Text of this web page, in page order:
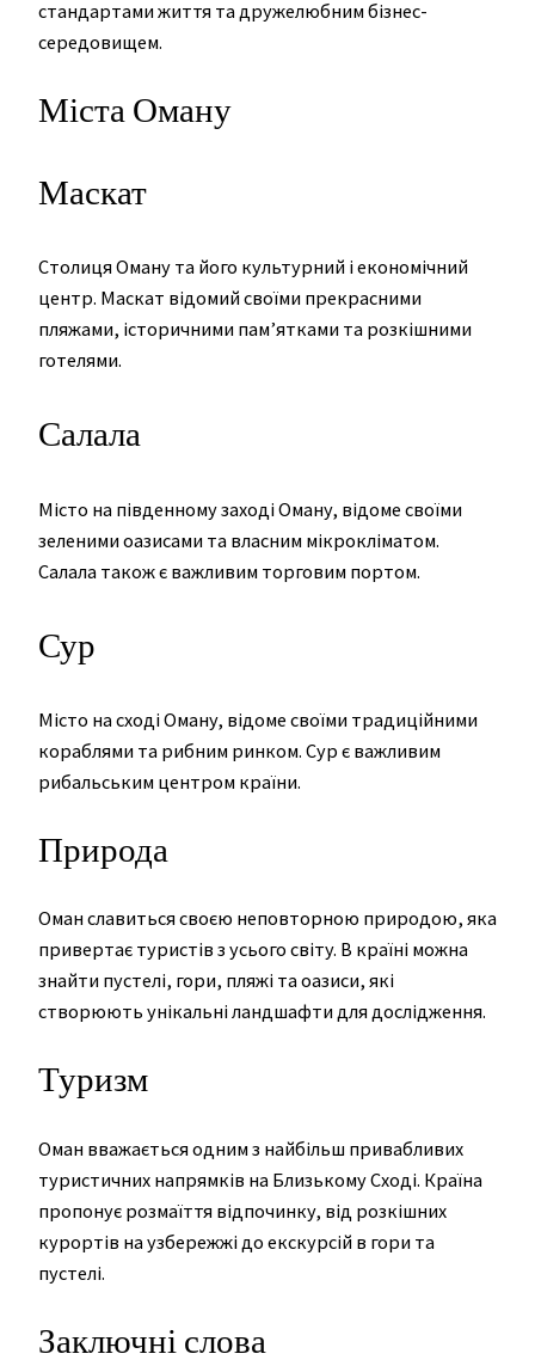
стандартами життя та дружелюбним бізнес-
середовищем.
Міста Оману
Маскат
Столиця Оману та його культурний і економічний
центр. Маскат відомий своїми прекрасними
пляжами, історичними пам’ятками та розкішними
готелями.
Салала
Місто на південному заході Оману, відоме своїми
зеленими оазисами та власним мікрокліматом.
Салала також є важливим торговим портом.
Сур
Місто на сході Оману, відоме своїми традиційними
кораблями та рибним ринком. Сур є важливим
рибальським центром країни.
Природа
Оман славиться своєю неповторною природою, яка
привертає туристів з усього світу. В країні можна
знайти пустелі, гори, пляжі та оазиси, які
створюють унікальні ландшафти для дослідження.
Туризм
Оман вважається одним з найбільш привабливих
туристичних напрямків на Близькому Сході. Країна
пропонує розмаїття відпочинку, від розкішних
курортів на узбережжі до екскурсій в гори та
пустелі.
Заключні слова